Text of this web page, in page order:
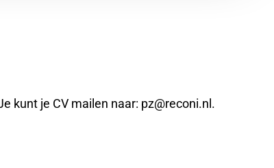
kunt je CV mailen naar: pz@reconi.nl.